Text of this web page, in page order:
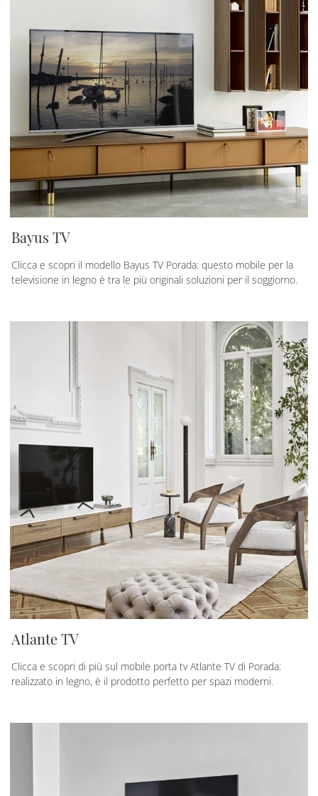
Bayus TV
Clicca e scopri il modello Bayus TV Porada: questo mobile per la
televisione in legno è tra le più originali soluzioni per il soggiorno.
Atlante TV
Clicca e scopri di più sul mobile porta tv Atlante TV di Porada:
realizzato in legno, è il prodotto perfetto per spazi moderni.